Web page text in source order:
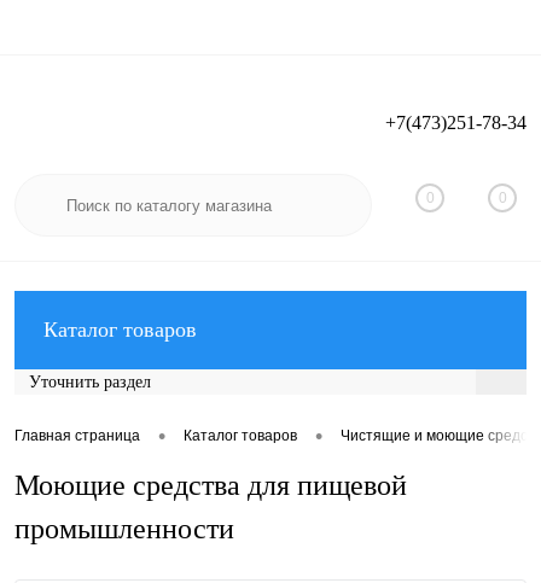
Регистрация
+7(473)251-78-34
0 0
Каталог товаров
Уточнить раздел
Главная страница • Каталог товаров • Чистящие и моющие
Моющие средства для пищевой
промышленности